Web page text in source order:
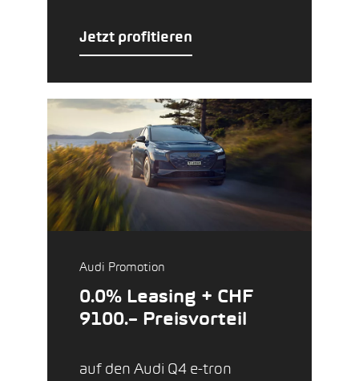
Jetzt profitieren
Audi Promotion
0.0% Leasing + CHF
9100.– Preisvorteil
auf den Audi Q4 e-tron